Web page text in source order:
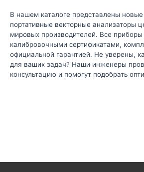
В нашем каталоге представлены
портативные векторные анализаторы
мировых производителей. Все приборы
калибровочными сертификатами,
официальной гарантией. Не уверены,
для ваших задач? Наши инженеры
консультацию и помогут подобрать